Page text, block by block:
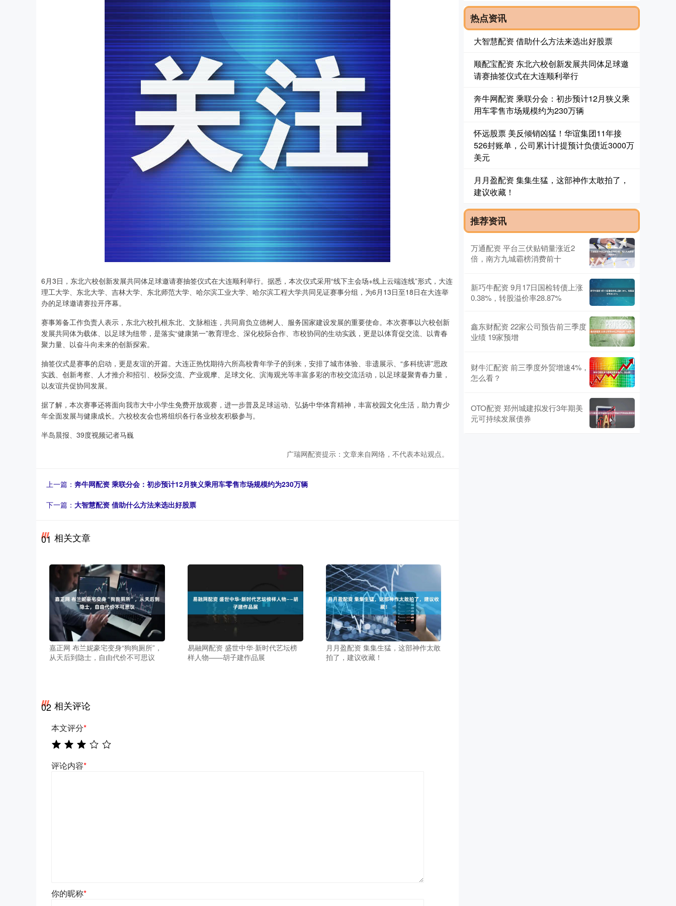
6月3日，东北六校创新发展共同体足球邀请赛抽签仪式在大连顺利举行。据悉，本次仪式采用“线下主会场+线上云端连线”形式，大连
理工大学、东北大学、吉林大学、东北师范大学、哈尔滨工业大学、哈尔滨工程大学共同见证赛事分组，为6月13日至18日在大连举
办的足球邀请赛拉开序幕。
赛事筹备工作负责人表示，东北六校扎根东北、文脉相连，共同肩负立德树人、服务国家建设发展的重要使命。本次赛事以六校创新
发展共同体为载体、以足球为纽带，是落实“健康第一”教育理念、深化校际合作、市校协同的生动实践，更是以体育促交流、以青春
聚力量、以奋斗向未来的创新探索。
抽签仪式是赛事的启动，更是友谊的开篇。大连正热忱期待六所高校青年学子的到来，安排了城市体验、非遗展示、“多科统讲”思政
实践、创新考察、人才推介和招引、校际交流、产业观摩、足球文化、滨海观光等丰富多彩的市校交流活动，以足球凝聚青春力量，
以友谊共促协同发展。
据了解，本次赛事还将面向我市大中小学生免费开放观赛，进一步普及足球运动、弘扬中华体育精神，丰富校园文化生活，助力青少
年全面发展与健康成长。六校校友会也将组织各行各业校友积极参与。
半岛晨报、39度视频记者马巍
广瑞网配资提示：文章来自网络，不代表本站观点。
上一篇： 奔牛网配资 乘联分会：初步预计12月狭义乘用车零售市场规模约为230万辆
下一篇： 大智慧配资 借助什么方法来选出好股票
01 相关文章
嘉正网 布兰妮豪宅变身“狗狗厕所”，
从天后到隐士，自由代价不可思议
易融网配资 盛世中华·新时代艺坛榜
样人物——胡子建作品展
月月盈配资 集集生猛，这部神作太敢
拍了，建议收藏！
02 相关评论
本文评分*
评论内容*
你的昵称*
热点资讯
大智慧配资 借助什么方法来选出好股票
顺配宝配资 东北六校创新发展共同体足球邀
请赛抽签仪式在大连顺利举行
奔牛网配资 乘联分会：初步预计12月狭义乘
用车零售市场规模约为230万辆
怀远股票 美反倾销凶猛！华谊集团11年接
526封账单，公司累计计提预计负债近3000万
美元
月月盈配资 集集生猛，这部神作太敢拍了，
建议收藏！
推荐资讯
万通配资 平台三伏贴销量涨近2
倍，南方九城霸榜消费前十
新巧牛配资 9月17日国检转债上涨
0.38%，转股溢价率28.87%
鑫东财配资 22家公司预告前三季度
业绩 19家预增
财牛汇配资 前三季度外贸增速4%，
怎么看？
OTO配资 郑州城建拟发行3年期美
元可持续发展债券